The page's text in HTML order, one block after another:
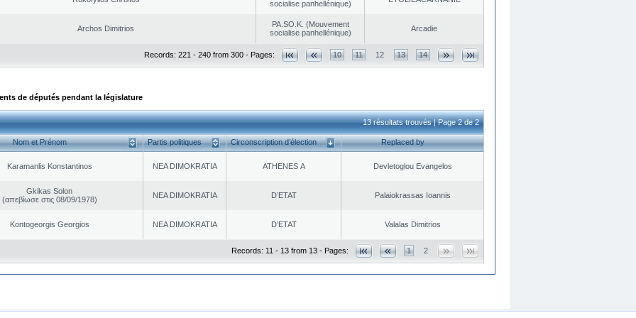
socialise panhellénique)
Archos Dimitrios
PA.SO.K. (Mouvement
socialise panhellénique)
Arcadie
Records: 221 - 240 from 300 - Pages: 10 11 12 13 14
de députés pendant la législature
13 résultats trouvés | Page 2 de 2
Nom et Prénom Partis politiques Circonscription d’élection Replaced by
Karamanlis Konstantinos NEA DΙMOKRATIA ATHENES Α Devletoglou Evangelos
Gkikas Solon
(απεβίωσε στις 08/09/1978)
NEA DΙMOKRATIA D’ETAT Palaiokrassas Ioannis
Kontogeorgis Georgios NEA DΙMOKRATIA D’ETAT Valalas Dimitrios
Records: 11 - 13 from 13 - Pages: 1 2